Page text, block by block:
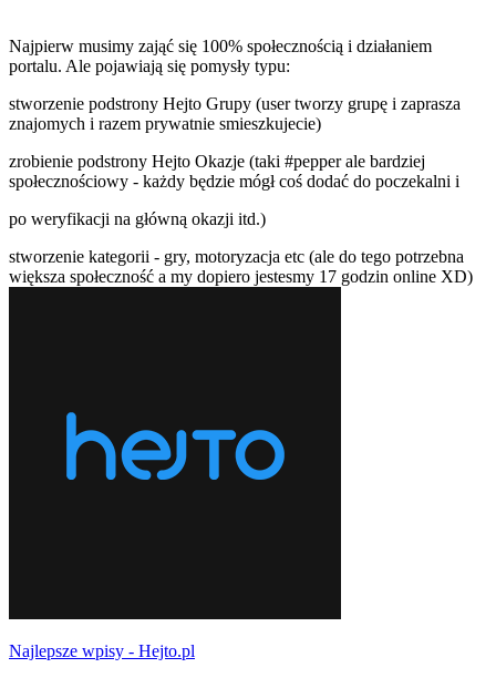
Najpierw musimy zająć się 100% społecznością i działaniem
portalu. Ale pojawiają się pomysły typu:
stworzenie podstrony Hejto Grupy (user tworzy grupę i zaprasza
znajomych i razem prywatnie smieszkujecie)
zrobienie podstrony Hejto Okazje (taki #pepperale bardziej
społecznościowy - każdy będzie mógł coś dodać do poczekalni i
po weryfikacji na główną okazji itd.)
stworzenie kategorii - gry, motoryzacja etc (ale do tego potrzebna
większa społeczność a my dopiero jestesmy 17 godzin online XD)
Najlepsze wpisy - Hejto.pl